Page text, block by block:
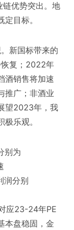
链优势突出。地
目标。
新国标带来的
复；2022年
酒销售将加速
推广；非酒业
望2023年，我
乐观。
别为
润分别
应23-24年PE
本盘稳固，金